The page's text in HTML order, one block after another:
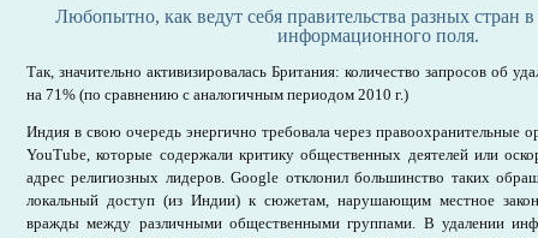
Любопытно, как ведут себя правительства разных стран в
информационного поля.
Так, значительно активизировалась Британия: количество запросов об
на 71% (по сравнению с аналогичным периодом 2010 г.)
Индия в свою очередь энергично требовала через правоохранительные
YouTube, которые содержали критику общественных деятелей или
адрес религиозных лидеров. Google отклонил большинство таких
локальный доступ (из Индии) к сюжетам, нарушающим местное
вражды между различными общественными группами. В удалении